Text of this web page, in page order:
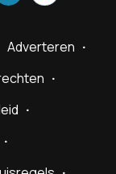
Adverteren